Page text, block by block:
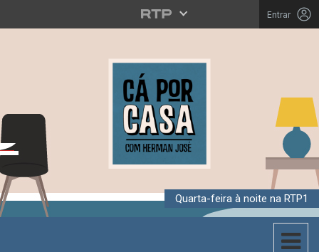
Entrar
Quarta-feira à noite na RTP1
Toggle